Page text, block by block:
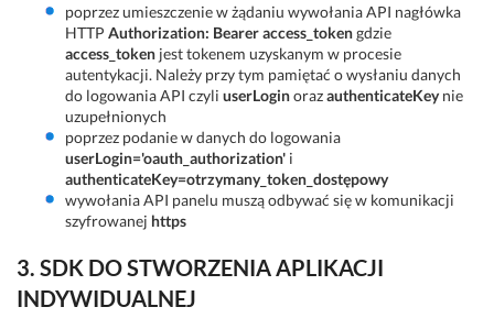
poprzez umieszczenie w żądaniu wywołania API nagłówka
HTTPAuthorization: Bearer access_tokengdzie
access_token jest tokenem uzyskanym w procesie
autentykacji. Należy przy tym pamiętać o wysłaniu danych
do logowania API czyliuserLoginorazauthenticateKey nie
uzupełnionych
poprzez podanie w danych do logowania
userLogin='oauth_authorization' i
authenticateKey=otrzymany_token_dostępowy
wywołania API panelu muszą odbywać się w komunikacji
szyfrowanej https
3. SDK DO STWORZENIA APLIKACJI
INDYWIDUALNEJ